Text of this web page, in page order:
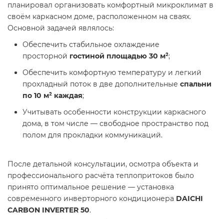
планировал организовать комфортный микроклимат в
своём каркасном доме, расположенном на сваях.
Основной задачей являлось:
Обеспечить стабильное охлаждение
просторной гостиной площадью 30 м²;
Обеспечить комфортную температуру и легкий
прохладный поток в две дополнительные спальни
по 10 м² каждая;
Учитывать особенности конструкции каркасного
дома, в том числе — свободное пространство под
полом для прокладки коммуникаций.
После детальной консультации, осмотра объекта и
профессионального расчёта теплопритоков было
принято оптимальное решение — установка
современного инверторного кондиционера DAICHI
CARBON INVERTER 50.